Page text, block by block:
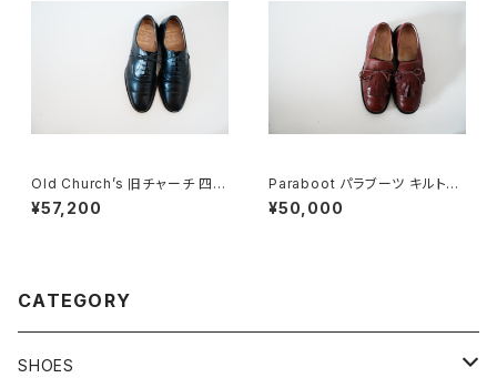
Old Church’s 旧チャーチ 四都
市 Consul 60F
¥57,200
Paraboot パラブーツ キルトシ
ューズ 旧ロゴ UK5
¥50,000
CATEGORY
SHOES